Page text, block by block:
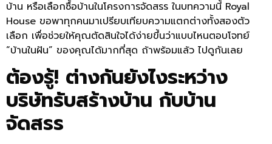
บ้าน หรือเลือกซื้อบ้านในโครงการจัดสรร ในบทความนี้ Royal
House ขอพาทุกคนมาเปรียบเทียบความแตกต่างทั้งสองตัว
เลือก เพื่อช่วยให้คุณตัดสินใจได้ง่ายขึ้นว่าแบบไหนตอบโจทย์
“บ้านในฝัน” ของคุณได้มากที่สุด ถ้าพร้อมแล้ว ไปดูกันเลย
ต้องรู้! ต่างกันยังไงระหว่าง
บริษัทรับสร้างบ้าน กับบ้าน
จัดสรร